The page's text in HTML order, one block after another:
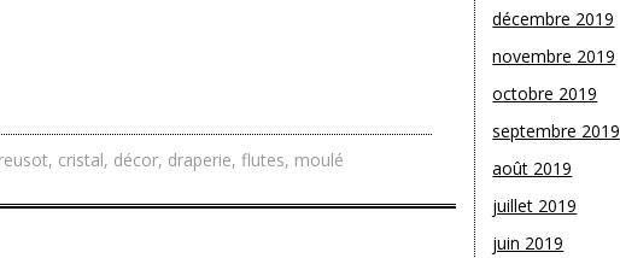
, cristal, décor, draperie, flutes, moulé
décembre 2019
novembre 2019
octobre 2019
septembre 2019
août 2019
juillet 2019
juin 2019